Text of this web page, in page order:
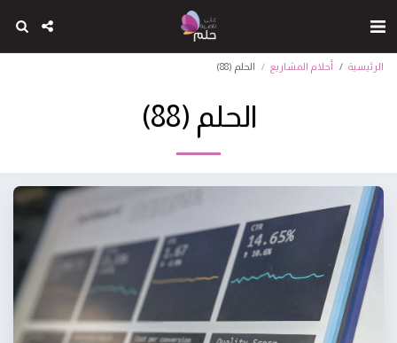
الرئيسية أحلام المشاريع الحلم (88)
الحلم (88)